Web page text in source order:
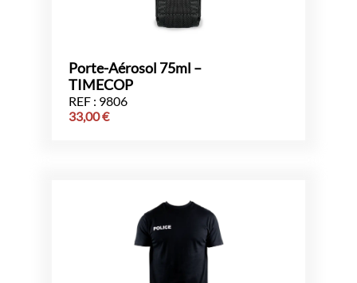
Porte-Aérosol 75ml –
TIMECOP
REF : 9806
33,00€